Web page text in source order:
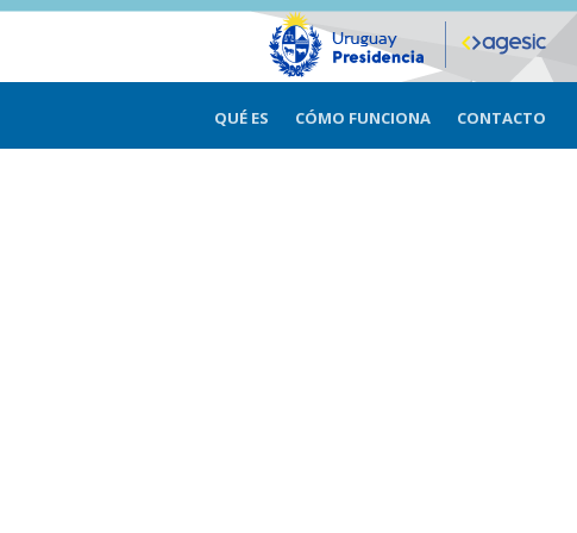
QUÉ ES CÓMO FUNCIONA CONTACTO